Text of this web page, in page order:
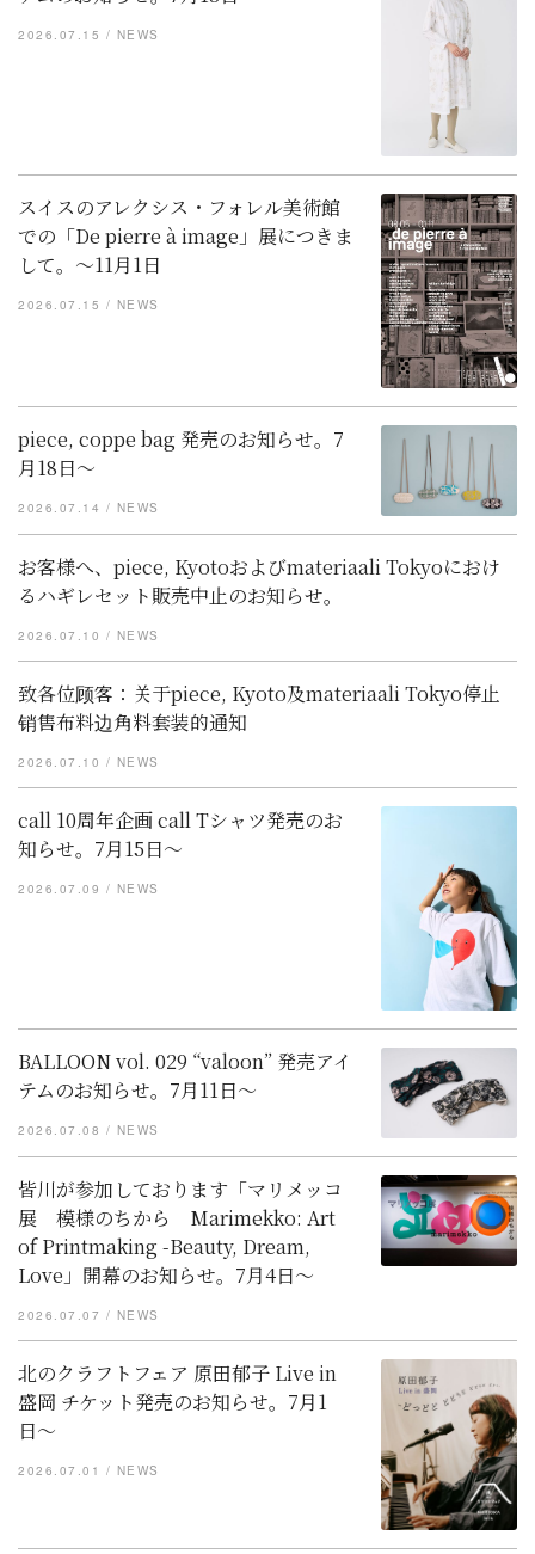
2026.07.15 NEWS
スイスのアレクシス・フォレル美術館
での「De pierre à image」展につきま
して。〜11月1日
2026.07.15 NEWS
piece, coppe bag 発売のお知らせ。7
月18日～
2026.07.14 NEWS
お客様へ、piece, Kyotoおよびmateriaali Tokyoにおけ
るハギレセット販売中止のお知らせ。
2026.07.10 NEWS
致各位顾客：关于piece, Kyoto及materiaali Tokyo停止
销售布料边角料套装的通知
2026.07.10 NEWS
call 10周年企画 call Tシャツ発売のお
知らせ。7月15日〜
2026.07.09 NEWS
BALLOON vol. 029 “valoon” 発売アイ
テムのお知らせ。7月11日～
2026.07.08 NEWS
皆川が参加しております「マリメッコ
展 模様のちから Marimekko: Art
of Printmaking -Beauty, Dream,
Love」開幕のお知らせ。7月4日〜
2026.07.07 NEWS
北のクラフトフェア 原田郁子 Live in
盛岡 チケット発売のお知らせ。7月1
日〜
2026.07.01 NEWS